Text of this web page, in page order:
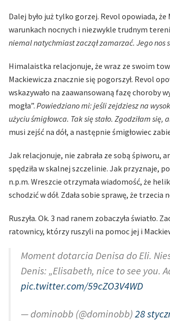
Dalej było już tylko gorzej. Revol opowiada,
warunkach nocnych i niezwykle trudnym
niemal natychmiast zaczął zamarzać. Jego nos
Himalaistka relacjonuje, że wraz ze swoim
Mackiewicza znacznie się pogorszył. Revol
wskazywało na zaawansowaną fazę choroby
mogła”. Powiedziano mi: jeśli zejdziesz na
użyciu śmigłowca. Tak się stało. Zgodziłam się,
musi zejść na dół, a następnie śmigłowiec
Jak relacjonuje, nie zabrała ze sobą śpiworu,
spędziła w skalnej szczelinie. Jak przyznaje,
n.p.m. Wreszcie otrzymała wiadomość, że
schodzić w dół. Zdała sobie sprawę, że
Ruszyła. Ok. 3 nad ranem zobaczyła światło.
ratownicy, którzy ruszyli na pomoc jej i
Moment dotarcia Denisa do Eli.
Denis: „Elisabeth, nice to see you.
pic.twitter.com/59cZO3V4WD
— dominobb (@dominobb)28